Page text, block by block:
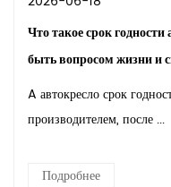
Что такое срок
быть вопросом жизни и
A автокресло срок годности — это дата, указанная
производителем, после ...
Подробнее